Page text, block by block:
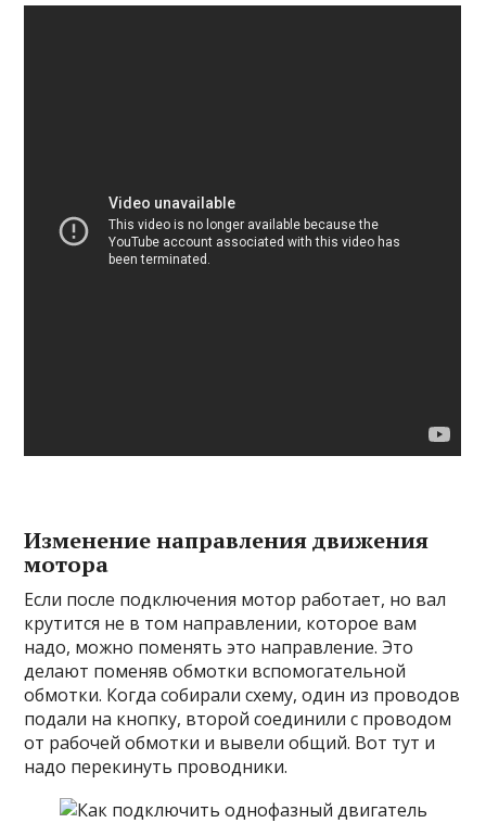
Изменение направления движения
мотора
Если после подключения мотор работает, но вал
крутится не в том направлении, которое вам
надо, можно поменять это направление. Это
делают поменяв обмотки вспомогательной
обмотки. Когда собирали схему, один из проводов
подали на кнопку, второй соединили с проводом
от рабочей обмотки и вывели общий. Вот тут и
надо перекинуть проводники.